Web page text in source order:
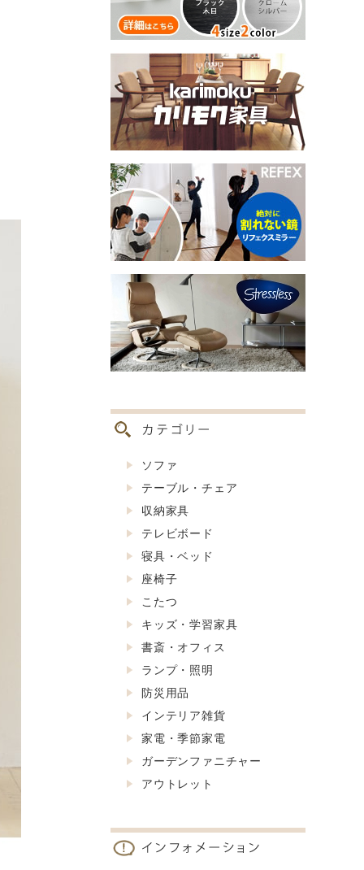
ソファ
テーブル・チェア
収納家具
テレビボード
寝具・ベッド
座椅子
こたつ
キッズ・学習家具
書斎・オフィス
ランプ・照明
防災用品
インテリア雑貨
家電・季節家電
ガーデンファニチャー
アウトレット